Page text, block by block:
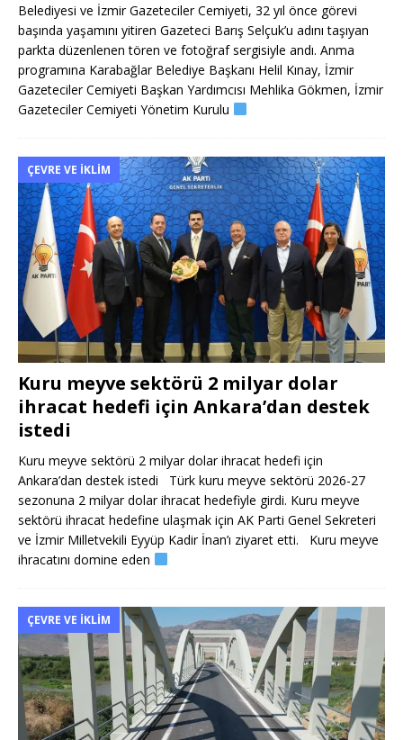
Belediyesi ve İzmir Gazeteciler Cemiyeti, 32 yıl önce görevi
başında yaşamını yitiren Gazeteci Barış Selçuk’u adını taşıyan
parkta düzenlenen tören ve fotoğraf sergisiyle andı. Anma
programına Karabağlar Belediye Başkanı Helil Kınay, İzmir
Gazeteciler Cemiyeti Başkan Yardımcısı Mehlika Gökmen, İzmir
Gazeteciler Cemiyeti Yönetim Kurulu
ÇEVRE VE İKLIM
Kuru meyve sektörü 2 milyar dolar
ihracat hedefi için Ankara’dan destek
istedi
Kuru meyve sektörü 2 milyar dolar ihracat hedefi için
Ankara’dan destek istedi Türk kuru meyve sektörü 2026-27
sezonuna 2 milyar dolar ihracat hedefiyle girdi. Kuru meyve
sektörü ihracat hedefine ulaşmak için AK Parti Genel Sekreteri
ve İzmir Milletvekili Eyyüp Kadir İnan’ı ziyaret etti. Kuru meyve
ihracatını domine eden
ÇEVRE VE İKLIM